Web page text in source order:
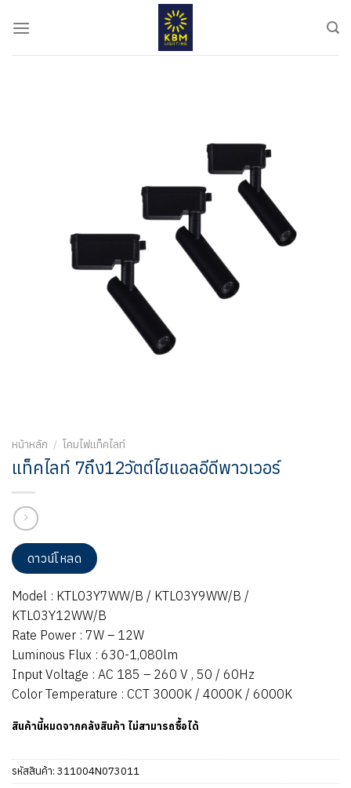
หน้าหลัก / โคมไฟแท็คไลท์
แท็คไลท์ 7ถึง12วัตต์ไฮแอลอีดีพาวเวอร์
ดาวน์โหลด
Model : KTL03Y7WW/B / KTL03Y9WW/B /
KTL03Y12WW/B
Rate Power : 7W – 12W
Luminous Flux : 630-1,080lm
Input Voltage : AC 185 – 260 V , 50 / 60Hz
Color Temperature : CCT 3000K / 4000K / 6000K
สินค้านี้หมดจากคลังสินค้า ไม่สามารถซื้อได้
รหัสสินค้า: 311004N073011